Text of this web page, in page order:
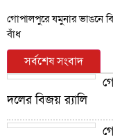
গোপালপুরে যমুনার ভাঙনে
বাঁধ
সর্বশেষ সংবাদ
দলের বিজয় র‍্যালি